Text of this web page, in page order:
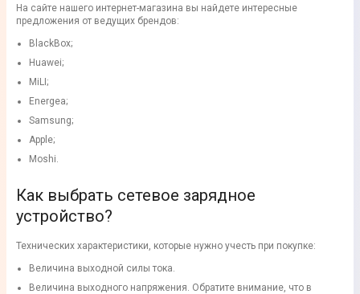
На сайте нашего интернет-магазина вы найдете интересные
предложения от ведущих брендов:
BlackBox;
Huawei;
MiLI;
Energea;
Samsung;
Apple;
Moshi.
Как выбрать сетевое зарядное
устройство?
Технических характеристики, которые нужно учесть при покупке:
Величина выходной силы тока.
Величина выходного напряжения. Обратите внимание, что в